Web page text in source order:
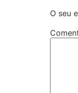
O seu